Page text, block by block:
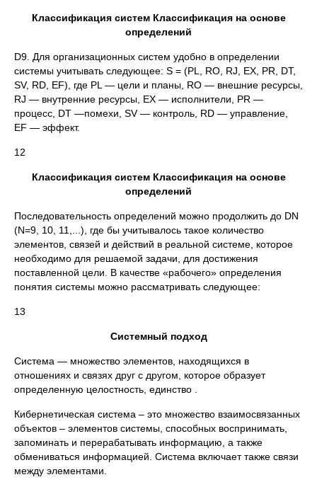
Классификация систем Классификация на основе
определений
D9. Для организационных систем удобно в определении
системы учитывать следующее: S = (PL, RO, RJ, EX, PR, DT,
SV, RD, EF), где PL — цели и планы, RO — внешние ресурсы,
RJ — внутренние ресурсы, EX — исполнители, PR —
процесс, DT —помехи, SV — контроль, RD — управление,
EF — эффект.
12
Классификация систем Классификация на основе
определений
Последовательность определений можно продолжить до DN
(N=9, 10, 11,...), где бы учитывалось такое количество
элементов, связей и действий в реальной системе, которое
необходимо для решаемой задачи, для достижения
поставленной цели. В качестве «рабочего» определения
понятия системы можно рассматривать следующее:
13
Системный подход
Система — множество элементов, находящихся в
отношениях и связях друг с другом, которое образует
определенную целостность, единство .
Кибернетическая система – это множество взаимосвязанных
объектов – элементов системы, способных воспринимать,
запоминать и перерабатывать информацию, а также
обмениваться информацией. Система включает также связи
между элементами.